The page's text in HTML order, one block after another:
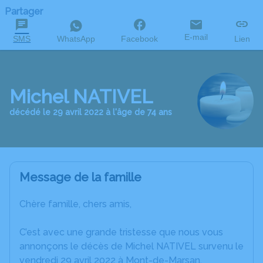
Partager
SMS WhatsApp Facebook E-mail Lien
Michel NATIVEL
décédé le 29 avril 2022 à l'âge de 74 ans
Message de la famille
Chère famille, chers amis,
C’est avec une grande tristesse que nous vous
annonçons le décès de Michel NATIVEL survenu le
vendredi 29 avril 2022 à Mont-de-Marsan.